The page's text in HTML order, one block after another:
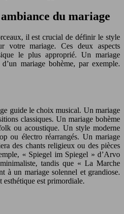
du mariage
il est crucial de définir le style
votre mariage. Ces deux aspects
le plus approprié. Un mariage
mariage bohème, par exemple.
guide le choix musical. Un mariage
classiques. Un mariage bohème
ou acoustique. Un style moderne
ou électro réarrangés. Un mariage
des chants religieux ou des pièces
« Spiegel im Spiegel » d’Arvo
tandis que « La Marche
à un mariage solennel et grandiose.
esthétique est primordiale.